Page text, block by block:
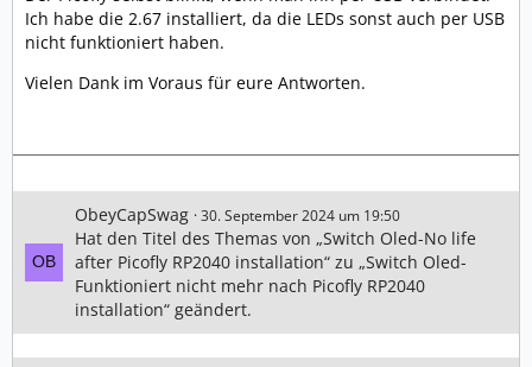
Ich habe die 2.67 installiert, da die LEDs sonst auch per USB
nicht funktioniert haben.
Vielen Dank im Voraus für eure Antworten.
ObeyCapSwag 30. September 2024 um 19:50
Hat den Titel des Themas von „Switch Oled-No life
after Picofly RP2040 installation“ zu „Switch Oled-
Funktioniert nicht mehr nach Picofly RP2040
installation“ geändert.